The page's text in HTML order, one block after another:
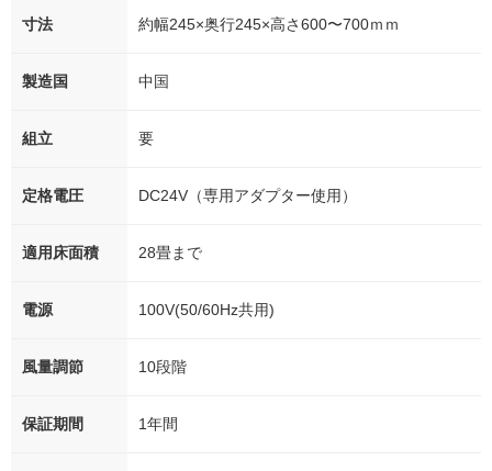
寸法 約幅245×奥行245×高さ600〜700ｍｍ
製造国 中国
組立 要
定格電圧 DC24V（専用アダプター使用）
適用床面積 28畳まで
電源 100V(50/60Hz共用)
風量調節 10段階
保証期間 1年間